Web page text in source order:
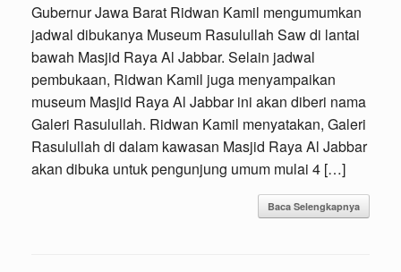
Gubernur Jawa Barat Ridwan Kamil mengumumkan
jadwal dibukanya Museum Rasulullah Saw di lantai
bawah Masjid Raya Al Jabbar. Selain jadwal
pembukaan, Ridwan Kamil juga menyampaikan
museum Masjid Raya Al Jabbar ini akan diberi nama
Galeri Rasulullah. Ridwan Kamil menyatakan, Galeri
Rasulullah di dalam kawasan Masjid Raya Al Jabbar
akan dibuka untuk pengunjung umum mulai 4 […]
Baca Selengkapnya